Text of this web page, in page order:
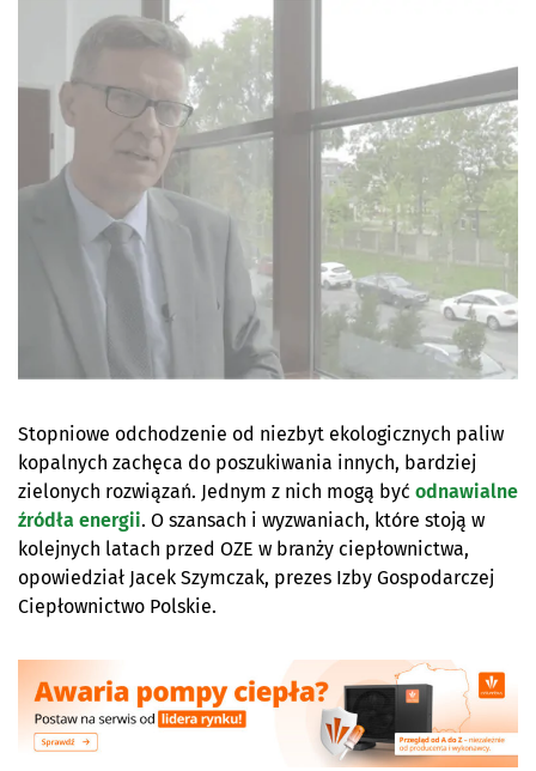
Stopniowe odchodzenie od niezbyt ekologicznych paliw
kopalnych zachęca do poszukiwania innych, bardziej
zielonych rozwiązań. Jednym z nich mogą być odnawialne
źródła energii. O szansach i wyzwaniach, które stoją w
kolejnych latach przed OZE w branży ciepłownictwa,
opowiedział Jacek Szymczak, prezes Izby Gospodarczej
Ciepłownictwo Polskie.